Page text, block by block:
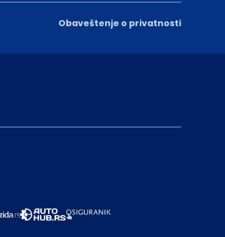
Obaveštenje o privatnosti